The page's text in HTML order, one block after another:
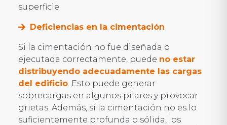
superficie.
Deficiencias en la cimentación
Si la cimentación no fue diseñada o
ejecutada correctamente, puede no estar
distribuyendo adecuadamente las cargas
del edificio. Esto puede generar
sobrecargas en algunos pilares y provocar
grietas. Además, si la cimentación no es lo
suficientemente profunda o sólida, los